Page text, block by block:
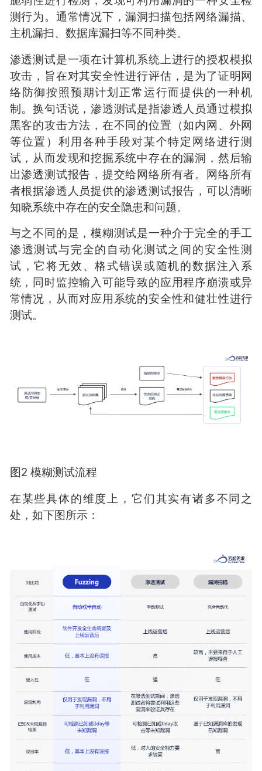
测行为。通常情况下，漏洞扫描包括网络漏描、
主机漏扫、数据库漏扫等不同种类。
渗透测试是一项在计算机系统上进行的授权模拟
攻击，旨在对其安全性进行评估，是为了证明网
络防御按照预期计划正常运行而提供的一种机
制。换句话说，渗透测试是指渗透人员通过模拟
黑客的攻击方法，在不同的位置（如内网、外网
等位置）利用各种手段对某个特定网络进行测
试，从而发现和挖掘系统中存在的漏洞，然后输
出渗透测试报告，提交给网络所有者。网络所有
者根据渗透人员提供的渗透测试报告，可以清晰
知晓系统中存在的安全隐患和问题。
与之不同的是，模糊测试是一种介于完全的手工
渗透测试与完全的自动化测试之间的安全性测
试，它将无效、格式错误或随机的数据注入系
统，同时监控输入可能导致的应用程序崩溃或异
常情况，从而对应用系统的安全性和健壮性进行
测试。
图2 模糊测试流程
在某些具体的维度上，它们其实有诸多不同之
处，如下图所示：